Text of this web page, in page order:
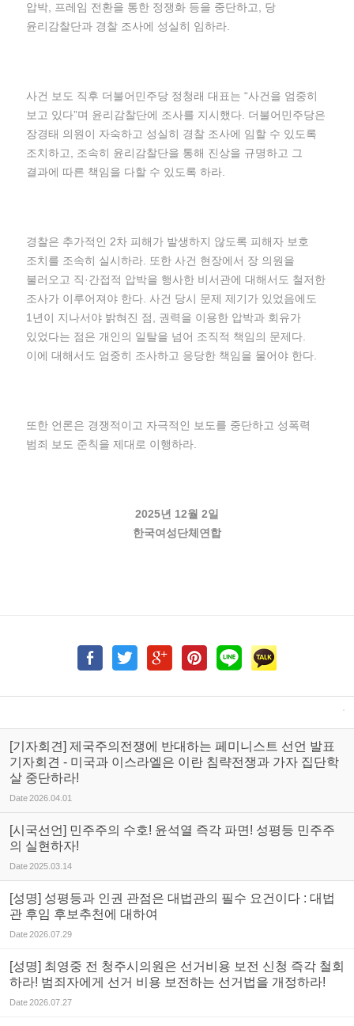
압박, 프레임 전환을 통한 정쟁화 등을 중단하고, 당
윤리감찰단과 경찰 조사에 성실히 임하라.
사건 보도 직후 더불어민주당 정청래 대표는 “사건을 엄중히
보고 있다”며 윤리감찰단에 조사를 지시했다. 더불어민주당은
장경태 의원이 자숙하고 성실히 경찰 조사에 임할 수 있도록
조치하고, 조속히 윤리감찰단을 통해 진상을 규명하고 그
결과에 따른 책임을 다할 수 있도록 하라.
경찰은 추가적인 2차 피해가 발생하지 않도록 피해자 보호
조치를 조속히 실시하라. 또한 사건 현장에서 장 의원을
불러오고 직·간접적 압박을 행사한 비서관에 대해서도 철저한
조사가 이루어져야 한다. 사건 당시 문제 제기가 있었음에도
1년이 지나서야 밝혀진 점, 권력을 이용한 압박과 회유가
있었다는 점은 개인의 일탈을 넘어 조직적 책임의 문제다.
이에 대해서도 엄중히 조사하고 응당한 책임을 물어야 한다.
또한 언론은 경쟁적이고 자극적인 보도를 중단하고 성폭력
범죄 보도 준칙을 제대로 이행하라.
2025년 12월 2일
한국여성단체연합
[기자회견] 제국주의전쟁에 반대하는 페미니스트 선언 발표
기자회견 - 미국과 이스라엘은 이란 침략전쟁과 가자 집단학
살 중단하라!
Date2026.04.01
[시국선언] 민주주의 수호! 윤석열 즉각 파면! 성평등 민주주
의 실현하자!
Date2025.03.14
[성명] 성평등과 인권 관점은 대법관의 필수 요건이다 : 대법
관 후임 후보추천에 대하여
Date2026.07.29
[성명] 최영중 전 청주시의원은 선거비용 보전 신청 즉각 철회
하라! 범죄자에게 선거 비용 보전하는 선거법을 개정하라!
Date2026.07.27